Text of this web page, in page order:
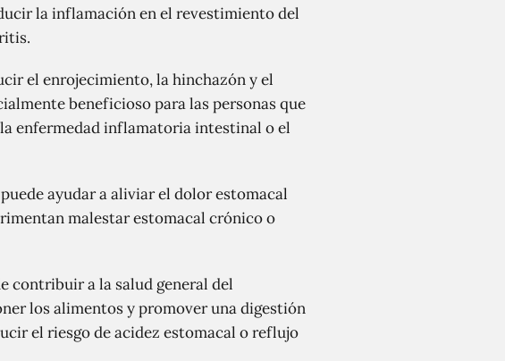
la inflamación en el revestimiento del
el enrojecimiento, la hinchazón y el
beneficioso para las personas que
enfermedad inflamatoria intestinal o el
ayudar a aliviar el dolor estomacal
malestar estomacal crónico o
contribuir a la salud general del
los alimentos y promover una digestión
el riesgo de acidez estomacal o reflujo